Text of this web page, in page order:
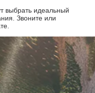
выбрать идеальный
Звоните или